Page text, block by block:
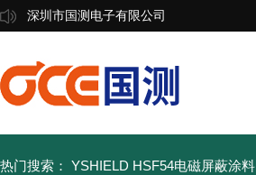
深圳市国测电子有限公司
热门搜索： YSHIELD HSF54电磁屏蔽涂